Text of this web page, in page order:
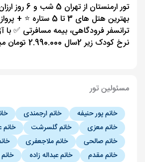
تور ارمنستان
بهترین هتل های 3 تا 5
ترانسفر فرودگاهی، بیمه مسافرتی ✅ با
نرخ کودک زیر 2سال 2.990.000 تومان میباشد.
مسئولین تور
خانم پور حنیفه خانم ارجمندی
خانم معزی
خانم گلسرشت
خانم
خانم صالحی
خانم ملاجعفری
خانم مقدم
خانم عبداله زاده